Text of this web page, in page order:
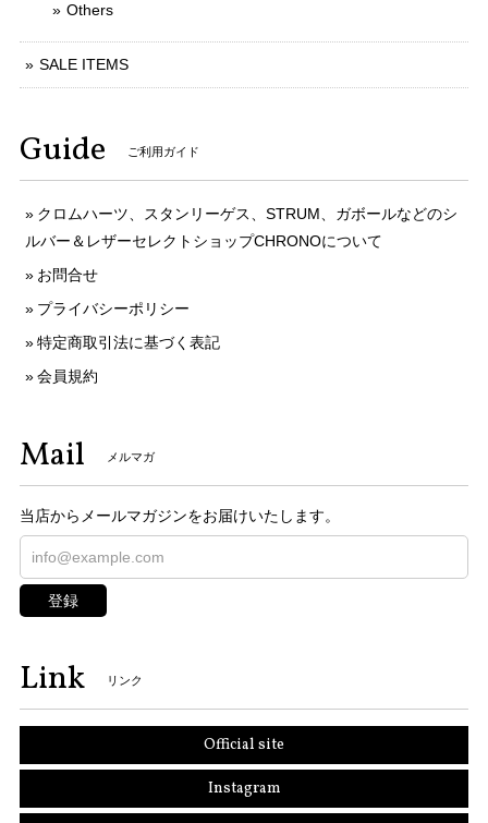
Others
SALE ITEMS
Guide ご利用ガイド
クロムハーツ、スタンリーゲス、STRUM、ガボールなどのシ
ルバー＆レザーセレクトショップCHRONOについて
お問合せ
プライバシーポリシー
特定商取引法に基づく表記
会員規約
Mail メルマガ
当店からメールマガジンをお届けいたします。
登録
Link リンク
Official site
Instagram